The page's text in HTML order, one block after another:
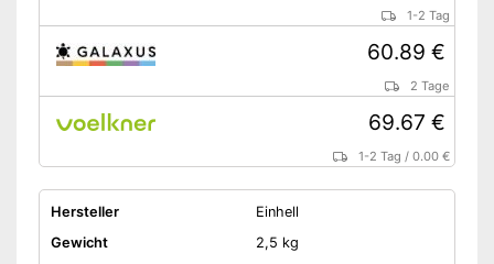
1-2 Tag
60.89 €
2 Tage
69.67 €
1-2 Tag /0.00 €
Hersteller
Einhell
Gewicht
2,5 kg